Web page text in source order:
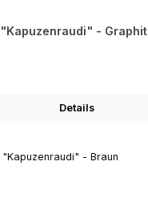
- Graphit
Details